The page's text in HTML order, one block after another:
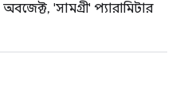
'সামগ্রী' প্যারামিটার